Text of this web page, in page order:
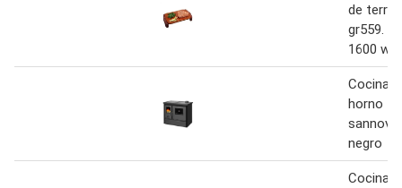
de
gr559.
1600 w
Cocina
horno
negro
Cocina